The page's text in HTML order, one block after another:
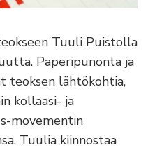
Tuuli Puistolla
Paperipunonta ja
teoksen lähtökohtia,
kollaasi- ja
movementin
Tuulia kiinnostaa